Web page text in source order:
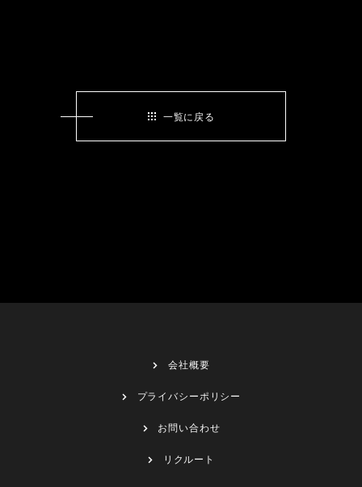
一覧に戻る
会社概要
プライバシーポリシー
お問い合わせ
リクルート